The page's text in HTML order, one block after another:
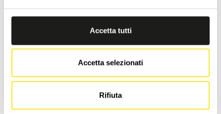
Accetta tutti
Accetta selezionati
Rifiuta